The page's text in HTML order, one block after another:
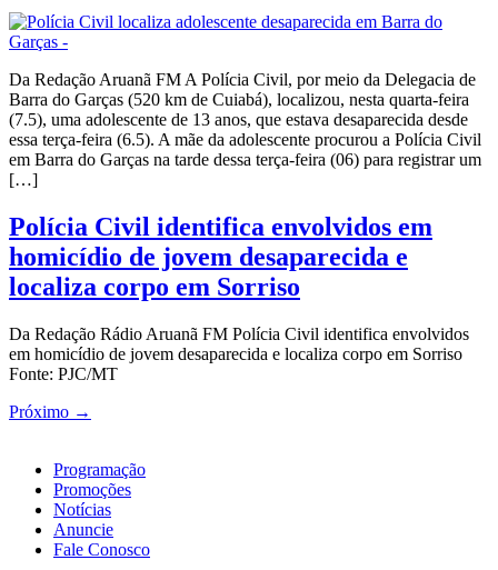
Da Redação Aruanã FM A Polícia Civil, por meio da Delegacia de
Barra do Garças (520 km de Cuiabá), localizou, nesta quarta-feira
(7.5), uma adolescente de 13 anos, que estava desaparecida desde
essa terça-feira (6.5). A mãe da adolescente procurou a Polícia Civil
em Barra do Garças na tarde dessa terça-feira (06) para registrar um
[…]
Polícia Civil identifica envolvidos em
homicídio de jovem desaparecida e
localiza corpo em Sorriso
Da Redação Rádio Aruanã FM Polícia Civil identifica envolvidos
em homicídio de jovem desaparecida e localiza corpo em Sorriso
Fonte: PJC/MT
Próximo →
Programação
Promoções
Notícias
Anuncie
Fale Conosco